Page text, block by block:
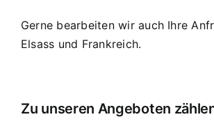
Gerne bearbeiten wir auch Ihre
Elsass und Frankreich.
Zu unseren Angeboten